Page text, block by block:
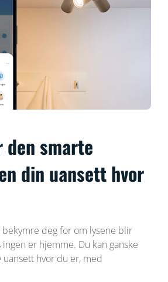
smarte
din uansett hvor
deg for om lysene blir
er hjemme. Du kan ganske
uansett hvor du er, med